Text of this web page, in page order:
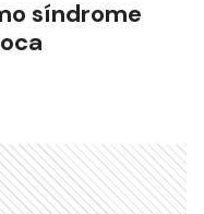
síndrome